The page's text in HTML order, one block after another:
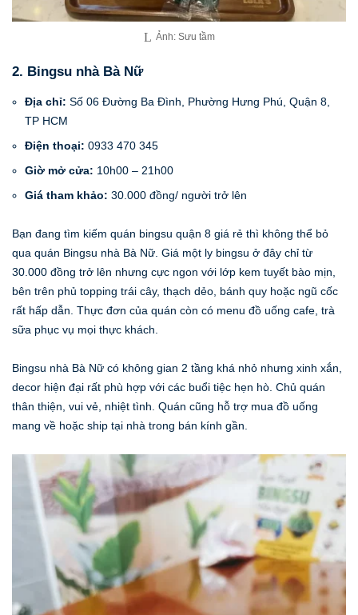
Ảnh: Sưu tầm
2. Bingsu nhà Bà Nữ
Địa chỉ: Số 06 Đường Ba Đình, Phường Hưng Phú, Quận 8,
TP HCM
Điện thoại: 0933 470 345
Giờ mở cửa: 10h00 – 21h00
Giá tham khảo: 30.000 đồng/ người trở lên
Bạn đang tìm kiếm quán bingsu quận 8 giá rẻ thì không thể bỏ
qua quán Bingsu nhà Bà Nữ. Giá một ly bingsu ở đây chỉ từ
30.000 đồng trở lên nhưng cực ngon với lớp kem tuyết bào mịn,
bên trên phủ topping trái cây, thạch dẻo, bánh quy hoặc ngũ cốc
rất hấp dẫn. Thực đơn của quán còn có menu đồ uống cafe, trà
sữa phục vụ mọi thực khách.
Bingsu nhà Bà Nữ có không gian 2 tầng khá nhỏ nhưng xinh xắn,
decor hiện đại rất phù hợp với các buổi tiệc hẹn hò. Chủ quán
thân thiện, vui vẻ, nhiệt tình. Quán cũng hỗ trợ mua đồ uống
mang về hoặc ship tại nhà trong bán kính gần.